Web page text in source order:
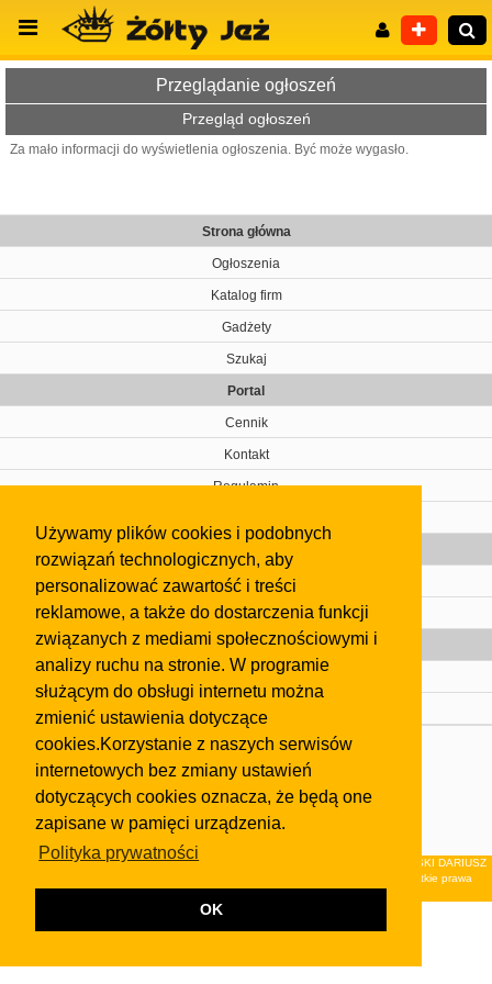
Używamy plików cookies i podobnych
rozwiązań technologicznych, aby
personalizować zawartość i treści
reklamowe, a także do dostarczenia funkcji
związanych z mediami społecznościowymi i
analizy ruchu na stronie. W programie
służącym do obsługi internetu można
zmienić ustawienia dotyczące
cookies.Korzystanie z naszych serwisów
internetowych bez zmiany ustawień
dotyczących cookies oznacza, że będą one
zapisane w pamięci urządzenia.
Polityka prywatności
OK
Przeglądanie ogłoszeń
Przegląd ogłoszeń
Za mało informacji do wyświetlenia ogłoszenia. Być może wygasło.
Strona główna
Ogłoszenia
Katalog firm
Gadżety
Szukaj
Portal
Cennik
Kontakt
Regulamin
Gazeta
Olkusz
Kontakt
Strefa dla biznesu
Biura nieruchomości
Dealerzy i autokomisy
Skontaktuj się z nami
regulaminuiPolityki Prywatności.
Klauzula FB
© 2026Wydawnictwo NEON sp. z o.o. (dawniej: FIRMA NEON MAREK KLUCZEWSKI DARIUSZ
KRAWCZYK s.c.) z siedzibą w Olkuszu, ul.Żuradzka 15, 32-300 Olkusz . Wszystkie prawa